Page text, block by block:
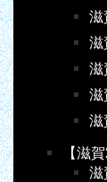
滋
滋
滋
滋
滋
【滋
滋